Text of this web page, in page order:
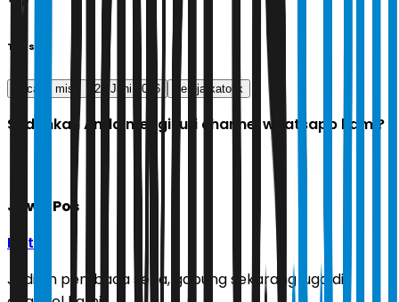
Tags
bacaan misa 28 Juni 2026 gereja katolik
Sudahkah Anda mengikuti channel whatsapp kami?
Jawa Pos
Ikuti
Jadilah pembaca setia, gabung sekarang juga di